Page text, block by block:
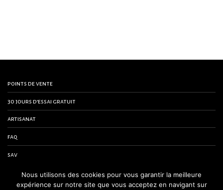
points de vente
30 jours d’essai gratuit
artisanat
faq
sav
contactez-nous
Nous utilisons des cookies pour vous garantir la meilleure
expérience sur notre site que vous acceptez en navigant sur